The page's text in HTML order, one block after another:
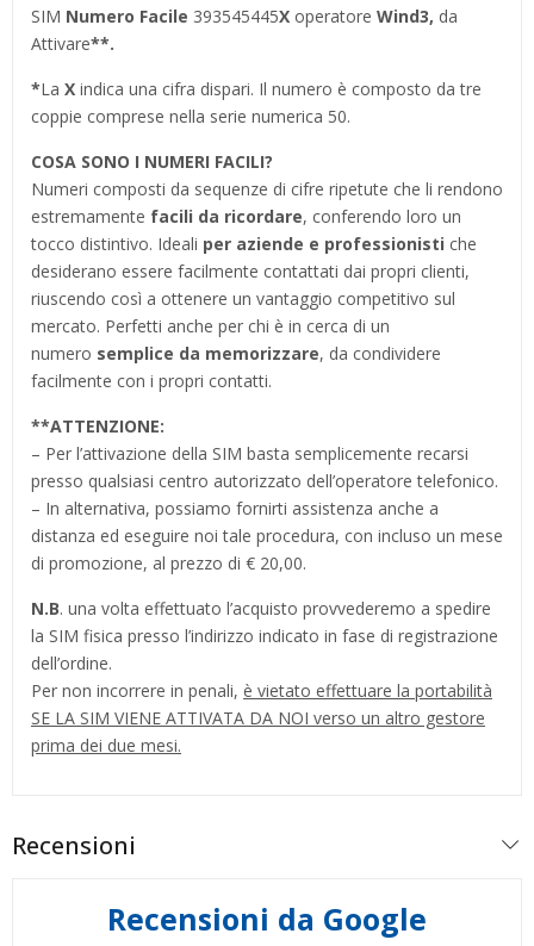
SIM Numero Facile 393545445X operatore Wind3, da
Attivare**.
*La X indica una cifra dispari. Il numero è composto da tre
coppie comprese nella serie numerica 50.
COSA SONO I NUMERI FACILI?
Numeri composti da sequenze di cifre ripetute che li rendono
estremamente facili da ricordare, conferendo loro un
tocco distintivo. Ideali per aziende e professionisti che
desiderano essere facilmente contattati dai propri clienti,
riuscendo così a ottenere un vantaggio competitivo sul
mercato. Perfetti anche per chi è in cerca di un
numero semplice da memorizzare, da condividere
facilmente con i propri contatti.
**ATTENZIONE:
– Per l’attivazione della SIM basta semplicemente recarsi
presso qualsiasi centro autorizzato dell’operatore telefonico.
– In alternativa, possiamo fornirti assistenza anche a
distanza ed eseguire noi tale procedura, con incluso un mese
di promozione, al prezzo di € 20,00.
N.B. una volta effettuato l’acquisto provvederemo a spedire
la SIM fisica presso l’indirizzo indicato in fase di registrazione
dell’ordine.
Per non incorrere in penali, è vietato effettuare la portabilità
SE LA SIM VIENE ATTIVATA DA NOI verso un altro gestore
prima dei due mesi.
Recensioni
Recensioni da Google